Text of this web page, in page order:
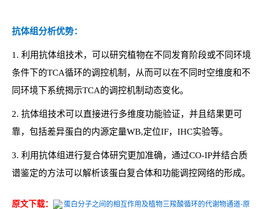
抗体组分析优势：
1. 利用抗体组技术，可以研究植物在不同发育阶段或不同环境
条件下的TCA循环的调控机制，从而可以在不同时空维度和不
同环境下系统揭示TCA的调控机制动态变化。
2. 抗体组技术可以直接进行多维度功能验证，并且结果更可
靠，包括差异蛋白的内源定量WB,定位IF，IHC实验等。
3. 利用抗体组进行复合体研究更加准确，通过CO-IP并结合质
谱鉴定的方法可以解析该蛋白复合体和功能调控网络的形成。
原文下载：
蛋白分子之间的相互作用及植物三羧酸循环的代谢物通道-原